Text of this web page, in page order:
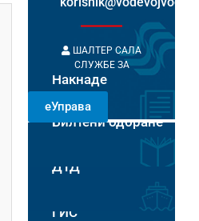
ШАЛТЕР САЛА
СЛУЖБЕ ЗА
НАКНАДЕ
РАДНИМ
ДАНИМА 8-14
ЧАСОВА
Накнаде
еУправа
Билтени одбране
Пловидба на Хс
ДТД
ГИС